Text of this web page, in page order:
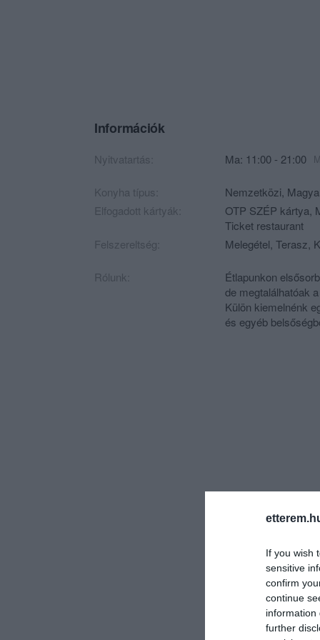
If you wish
sensitive
confirm
continue
information
further
Információk
Nyitvatartás: Ma: 11:00 - 21:00
Konyha típus: Nemzetközi,
Elfogadott kártyák:
OTP SZÉP kártya,
Ticket restaurant
Felszereltség:
Melegétel, Terasz,
Rólunk:
Étlapunkon
de megtalálhatóak
Külön kiemelnénk
és egyéb